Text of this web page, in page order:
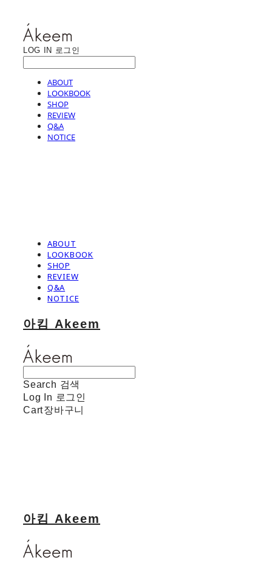
LOG IN 로그인
ABOUT
LOOKBOOK
SHOP
REVIEW
Q&A
NOTICE
ABOUT
LOOKBOOK
SHOP
REVIEW
Q&A
NOTICE
아킴 Akeem
Search 검색
Log In 로그인
Cart장바구니
아킴 Akeem